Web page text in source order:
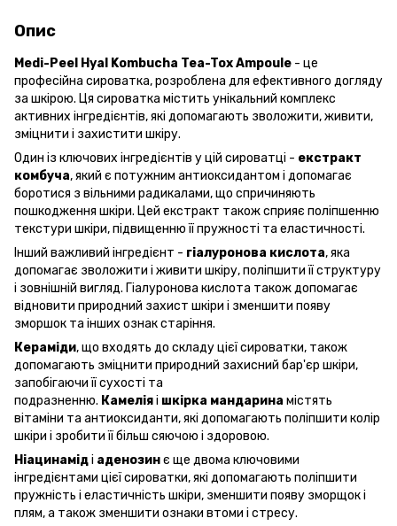
Опис
Medi-Peel Hyal Kombucha Tea-Tox Ampoule - це
професійна сироватка, розроблена для ефективного догляду
за шкірою. Ця сироватка містить унікальний комплекс
активних інгредієнтів, які допомагають зволожити, живити,
зміцнити і захистити шкіру.
Один із ключових інгредієнтів у цій сироватці - екстракт
комбуча, який є потужним антиоксидантом і допомагає
боротися з вільними радикалами, що спричиняють
пошкодження шкіри. Цей екстракт також сприяє поліпшенню
текстури шкіри, підвищенню її пружності та еластичності.
Інший важливий інгредієнт - гіалуронова кислота, яка
допомагає зволожити і живити шкіру, поліпшити її структуру
і зовнішній вигляд. Гіалуронова кислота також допомагає
відновити природний захист шкіри і зменшити появу
зморшок та інших ознак старіння.
Кераміди, що входять до складу цієї сироватки, також
допомагають зміцнити природний захисний бар'єр шкіри,
запобігаючи її сухості та
подразненню. Камеліяі шкірка мандарина містять
вітаміни та антиоксиданти, які допомагають поліпшити колір
шкіри і зробити її більш сяючою і здоровою.
Ніацинаміді аденозинє ще двома ключовими
інгредієнтами цієї сироватки, які допомагають поліпшити
пружність і еластичність шкіри, зменшити появу зморщок і
плям, а також зменшити ознаки втоми і стресу.